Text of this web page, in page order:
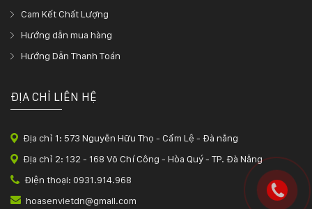
Cam Kết Chất Lượng
Hướng dẫn mua hàng
Hướng Dẫn Thanh Toán
ĐỊA CHỈ LIÊN HỆ
Địa chỉ 1: 573 Nguyễn Hữu Thọ - Cẩm Lệ - Đà nẵng
Địa chỉ 2: 132 - 168 Võ Chí Công - Hòa Quý - TP. Đà Nẵng
Điện thoại: 0931.914.968
hoasenvietdn@gmail.com